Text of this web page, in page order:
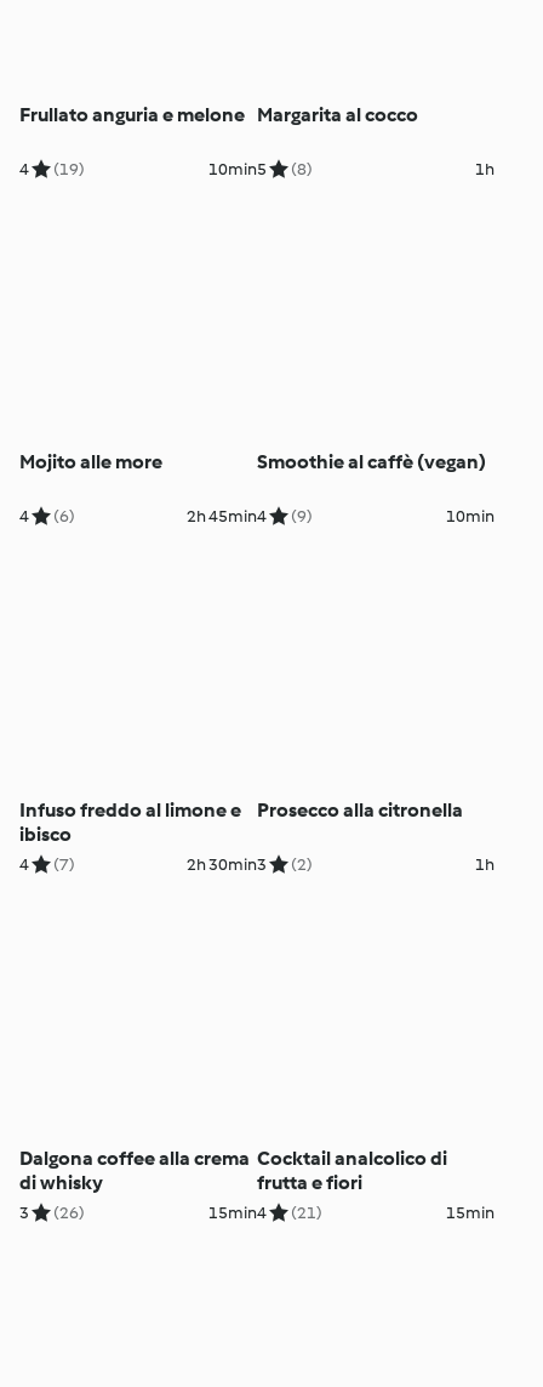
Frullato anguria e melone
4 (19) 10min
Margarita al cocco
5 (8) 1h
Mojito alle more
4 (6) 2h 45min
Smoothie al caffè (vegan)
4 (9) 10min
Infuso freddo al limone e
ibisco
4 (7) 2h 30min
Prosecco alla citronella
3 (2) 1h
Dalgona coffee alla crema
di whisky
3 (26) 15min
Cocktail analcolico di
frutta e fiori
4 (21) 15min